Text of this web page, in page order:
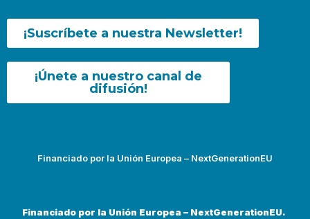
¡Suscríbete a nuestra Newsletter!
¡Únete a nuestro canal de
difusión!
Financiado por la Unión Europea – NextGenerationEU
Financiado por la Unión Europea – NextGenerationEU.